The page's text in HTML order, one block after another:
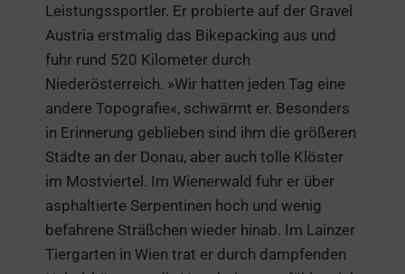
Leistungssportler. Er probierte auf der Gravel
Austria erstmalig das Bikepacking aus und
fuhr rund 520 Kilometer durch
Niederösterreich. »Wir hatten jeden Tag eine
andere Topografie«, schwärmt er. Besonders
in Erinnerung geblieben sind ihm die größeren
Städte an der Donau, aber auch tolle Klöster
im Mostviertel. Im Wienerwald fuhr er über
asphaltierte Serpentinen hoch und wenig
befahrene Sträßchen wieder hinab. Im Lainzer
Tiergarten in Wien trat er durch dampfenden